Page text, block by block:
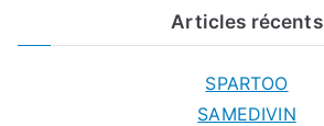
Articles récents
SPARTOO
SAMEDIVIN